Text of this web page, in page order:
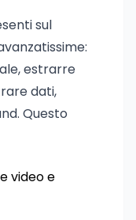
sul
estrarre
dati,
Questo
video e